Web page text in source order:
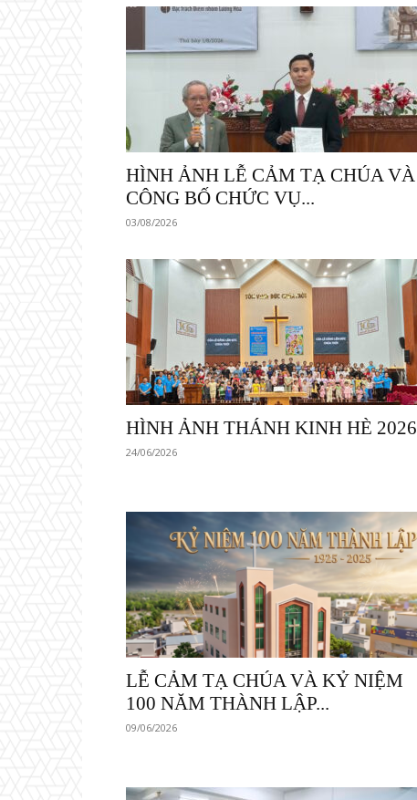
HÌNH ẢNH LỄ CẢM TẠ CHÚA VÀ
CÔNG BỐ CHỨC VỤ...
03/08/2026
HÌNH ẢNH THÁNH KINH HÈ 2026
24/06/2026
LỄ CẢM TẠ CHÚA VÀ KỶ NIỆM
100 NĂM THÀNH LẬP...
09/06/2026